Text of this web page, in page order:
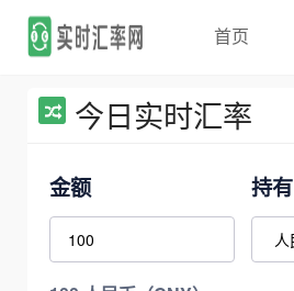
首页
今日实时汇率
金额 持有